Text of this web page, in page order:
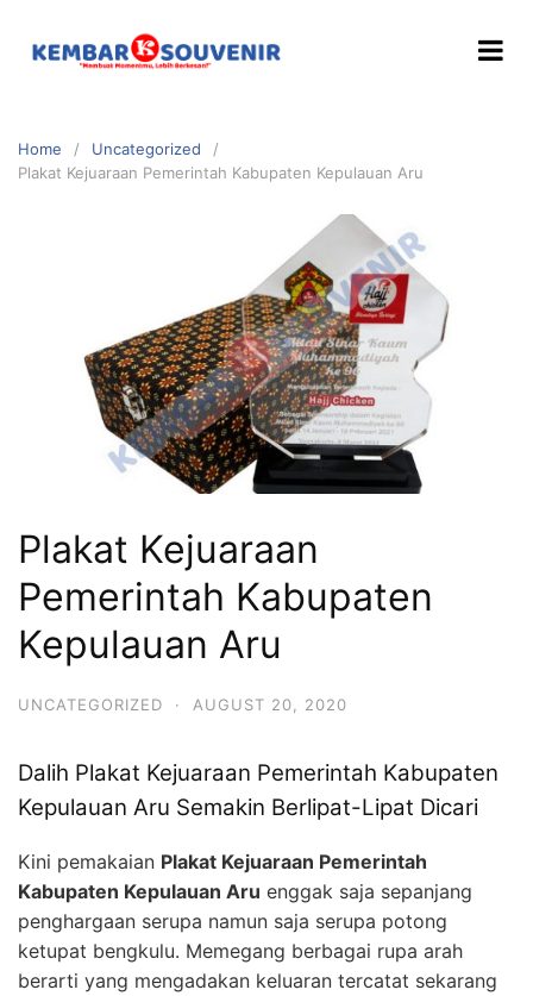
Home
Uncategorized
Plakat Kejuaraan Pemerintah Kabupaten Kepulauan Aru
Plakat Kejuaraan
Pemerintah Kabupaten
Kepulauan Aru
UNCATEGORIZED · AUGUST 20, 2020
Dalih Plakat Kejuaraan Pemerintah Kabupaten
Kepulauan Aru Semakin Berlipat-Lipat Dicari
Kini pemakaian Plakat Kejuaraan Pemerintah
Kabupaten Kepulauan Aru enggak saja sepanjang
penghargaan serupa namun saja serupa potong
ketupat bengkulu. Memegang berbagai rupa arah
berarti yang mengadakan keluaran tercatat sekarang